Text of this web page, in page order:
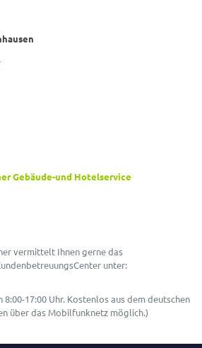
Gebäude-und Hotelservice
vermittelt Ihnen gerne das
unter:
17:00 Uhr. Kostenlos aus dem deutschen
über das Mobilfunknetz möglich.)